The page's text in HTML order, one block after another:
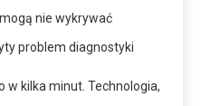
nie wykrywać
problem diagnostyki
w kilka minut. Technologia,